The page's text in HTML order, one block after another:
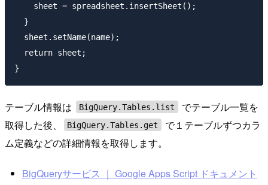
    sheet = spreadsheet.insertSheet();
  }
  sheet.setName(name);
  return sheet;
テーブル情報は BigQuery.Tables.list
でテーブル一覧を
取得した後、
BigQuery.Tables.get
で１テーブルずつカラ
ム定義などの詳細情報を取得します。
BigQueryサービス ｜ Google Apps Script ドキュメント